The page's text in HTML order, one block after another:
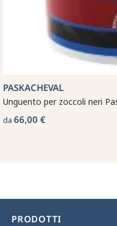
PASKACHEVAL
Unguento per zoccoli neri
da 66,00 €
PRODOTTI